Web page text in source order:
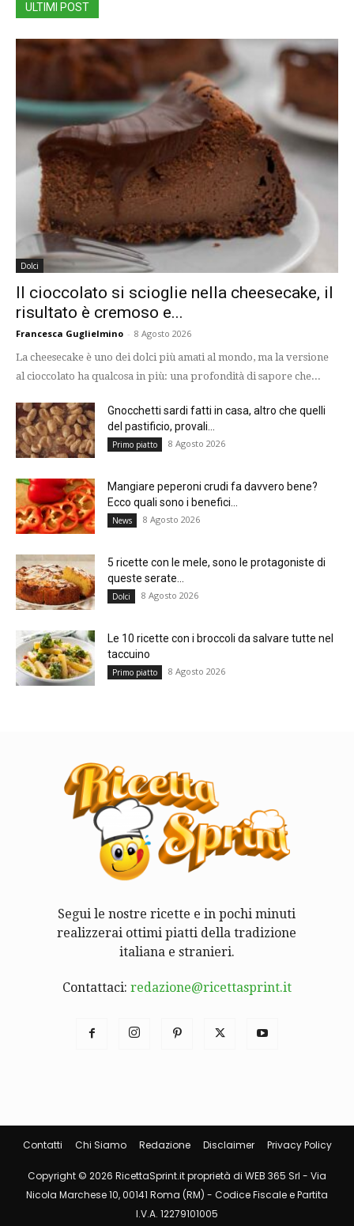
ULTIMI POST
Dolci
Il cioccolato si scioglie nella cheesecake, il
risultato è cremoso e...
Francesca Guglielmino - 8 Agosto 2026
La cheesecake è uno dei dolci più amati al mondo, ma la versione
al cioccolato ha qualcosa in più: una profondità di sapore che...
Gnocchetti sardi fatti in casa, altro che quelli
del pastificio, provali...
Primo piatto 8 Agosto 2026
Mangiare peperoni crudi fa davvero bene?
Ecco quali sono i benefici...
News 8 Agosto 2026
5 ricette con le mele, sono le protagoniste di
queste serate...
Dolci 8 Agosto 2026
Le 10 ricette con i broccoli da salvare tutte nel
taccuino
Primo piatto 8 Agosto 2026
Segui le nostre ricette e in pochi minuti
realizzerai ottimi piatti della tradizione
italiana e stranieri.
Contattaci: redazione@ricettasprint.it
Contatti Chi Siamo Redazione Disclaimer Privacy Policy
Copyright © 2026 RicettaSprint.it proprietà di WEB 365 Srl - Via
Nicola Marchese 10, 00141 Roma (RM) - Codice Fiscale e Partita
I.V.A. 12279101005